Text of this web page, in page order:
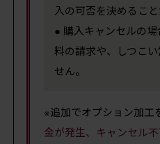
入の可否を決めること
● 購入キャンセルの
料の請求や、しつこ
せん。
※追加でオプション加工
金が発生、キャンセル